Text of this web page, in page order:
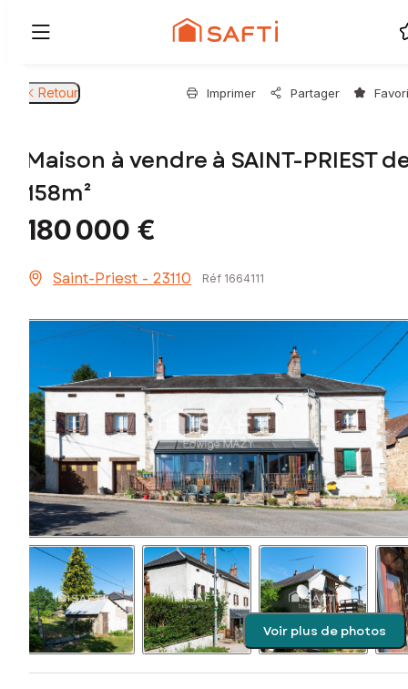
Retour Imprimer Partager
Maison à vendre à SAINT-PRIEST
158m²
180 000 €
Saint-Priest - 23110 Réf 1664111
Voir plus de photos